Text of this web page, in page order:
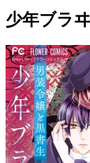
少年ブラ